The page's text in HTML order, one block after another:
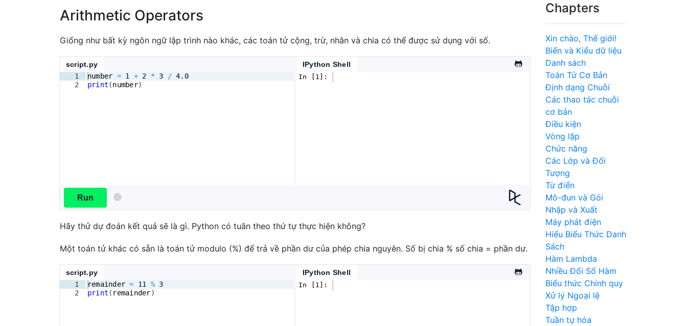
Arithmetic Operators
Giống như bất kỳ ngôn ngữ lập trình nào khác, các toán tử cộng, trừ, nhân và chia có thể được sử dụng với số.
script.py
1
2
number = 1 + 2 * 3 / 4.0
print (number)
IPython Shell
In [1]:
Run
Hãy thử dự đoán kết quả sẽ là gì. Python có tuân theo thứ tự thực hiện không?
Một toán tử khác có sẵn là toán tử modulo (%) để trả về phần dư của phép chia nguyên. Số bị chia % số chia = phần dư.
script.py
1
2
remainder = 11 % 3
print ( remainder)
IPython Shell
In [1]:
Chapters
Xin chào, Thế giới!
Biến và Kiểu dữ liệu
Danh sách
Toán Tử Cơ Bản
Định dạng Chuỗi
Các thao tác chuỗi
cơ bản
Điều kiện
Vòng lặp
Chức năng
Các Lớp và Đối
Tượng
Từ điển
Mô-đun và Gói
Nhập và Xuất
Máy phát điện
Hiểu Biểu Thức Danh
Sách
Hàm Lambda
Nhiều Đối Số Hàm
Biểu thức Chính quy
Xử lý Ngoại lệ
Tập hợp
Tuần tự hóa